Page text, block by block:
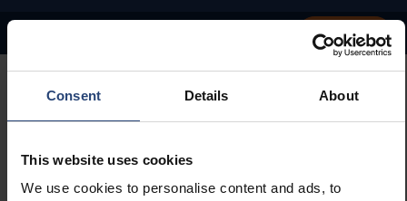
Consent Details About
This website uses cookies
We use cookies to personalise content and ads, to
Kontakt os